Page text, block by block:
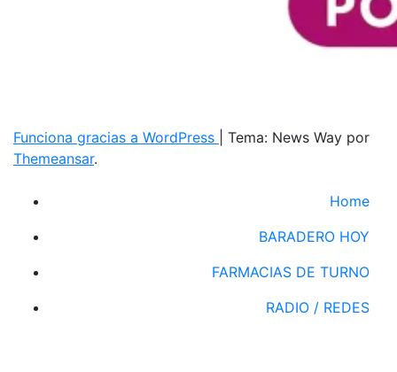
Funciona gracias a WordPress
Tema: News Way por
Themeansar.
Home
BARADERO HOY
FARMACIAS DE TURNO
RADIO / REDES